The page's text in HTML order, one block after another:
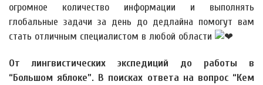
огромное количество информации и выполнять
глобальные задачи за день до дедлайна помогут вам
стать отличным специалистом в любой области
От лингвистических экспедиций до работы в
“Большом яблоке”. В поисках ответа на вопрос “Кем